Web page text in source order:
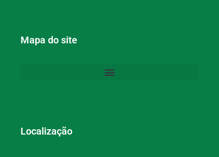
Mapa do site
Localização